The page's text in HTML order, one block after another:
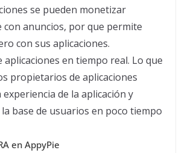
se pueden monetizar
con anuncios, por que permite
con sus aplicaciones.
aplicaciones en tiempo real. Lo que
propietarios de aplicaciones
de la aplicación y
base de usuarios en poco tiempo
en AppyPie